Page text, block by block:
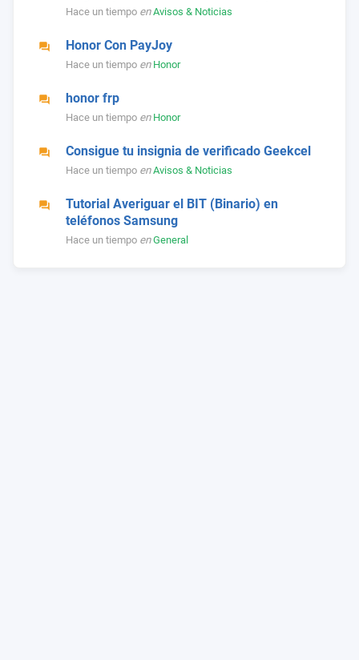
Hace un tiempo enAvisos & Noticias
Honor Con PayJoy
Hace un tiempo en Honor
honor frp
Hace un tiempo en Honor
Consigue tu insignia de verificado Geekcel
Hace un tiempo enAvisos & Noticias
Tutorial Averiguar el BIT (Binario) en
teléfonos Samsung
Hace un tiempo enGeneral